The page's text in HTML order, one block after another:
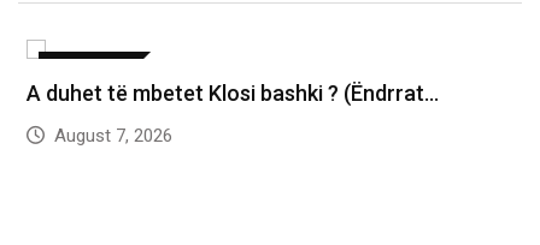
A duhet të mbetet Klosi bashki ? (Ëndrrat…
August 7, 2026